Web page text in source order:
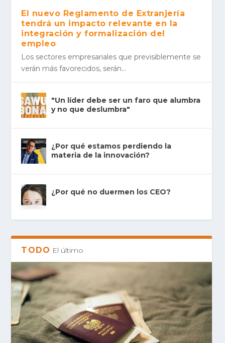
El nuevo Reglamento de Extranjería
tendrá un impacto relevante en la
integración y formalización del
empleo
Los sec­to­res empre­sa­ria­les que pre­vi­si­ble­men­te se
verán más favo­re­ci­dos, serán...
"Un líder debe ser un faro que alumbra
y no que deslumbra"
¿Por qué estamos perdiendo la
materia de la innovación?
¿Por qué no duermen los CEO?
TODO El último